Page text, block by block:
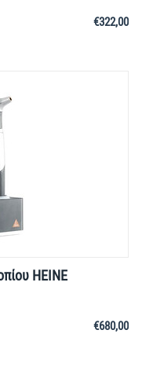
€322,00
HEINE
€680,00